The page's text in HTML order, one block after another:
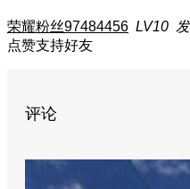
荣耀粉丝97484456 LV10
点赞支持好友
评论